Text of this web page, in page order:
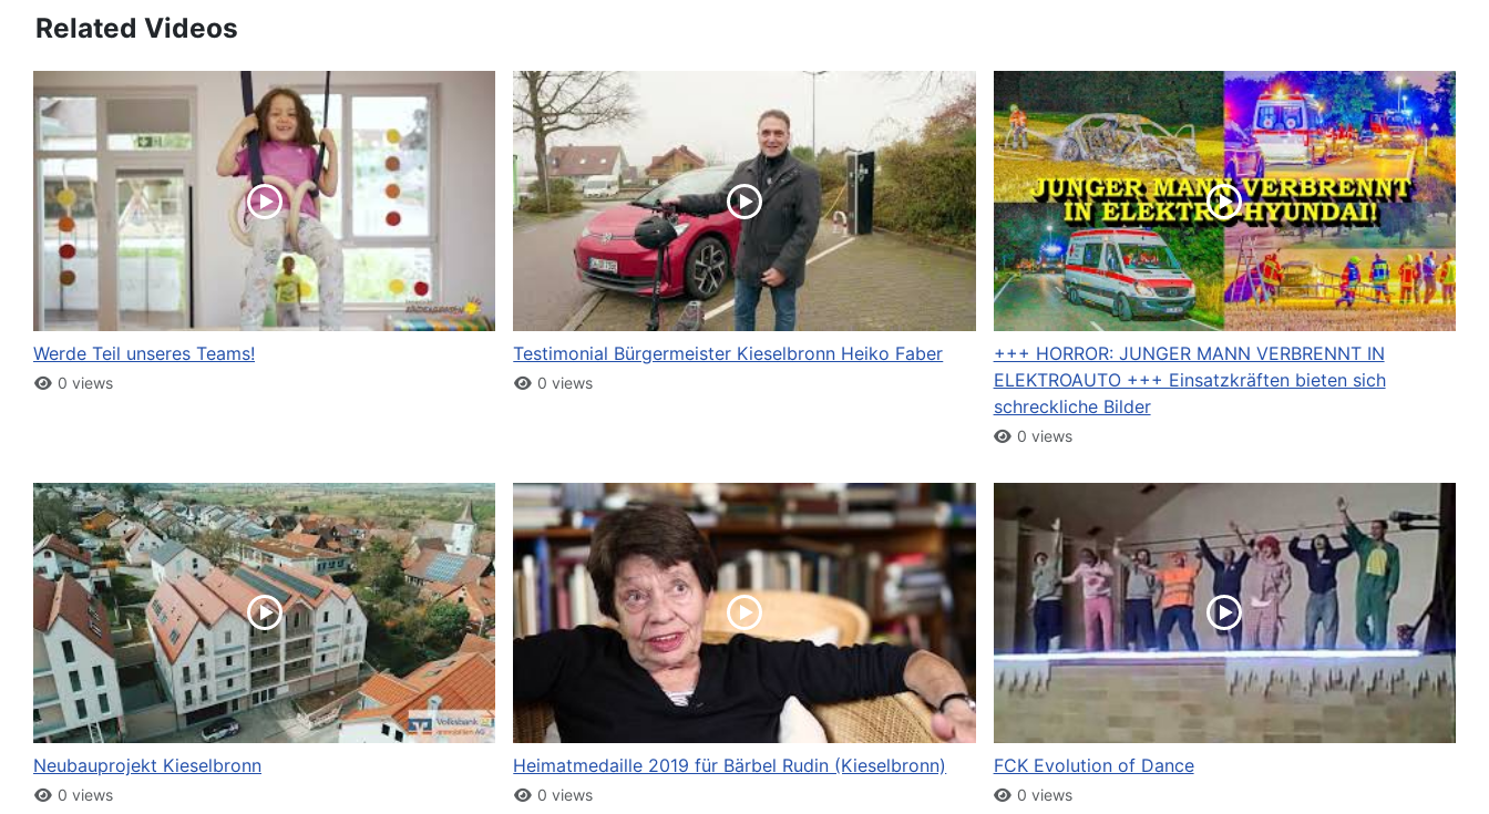
Related Videos
Werde Teil unseres Teams!
0 views
Testimonial Bürgermeister Kieselbronn Heiko Faber
0 views
+++ HORROR: JUNGER MANN VERBRENNT IN
ELEKTROAUTO +++ Einsatzkräften bieten sich
schreckliche Bilder
0 views
Neubauprojekt Kieselbronn
0 views
Heimatmedaille 2019 für Bärbel Rudin (Kieselbronn)
0 views
FCK Evolution of Dance
0 views